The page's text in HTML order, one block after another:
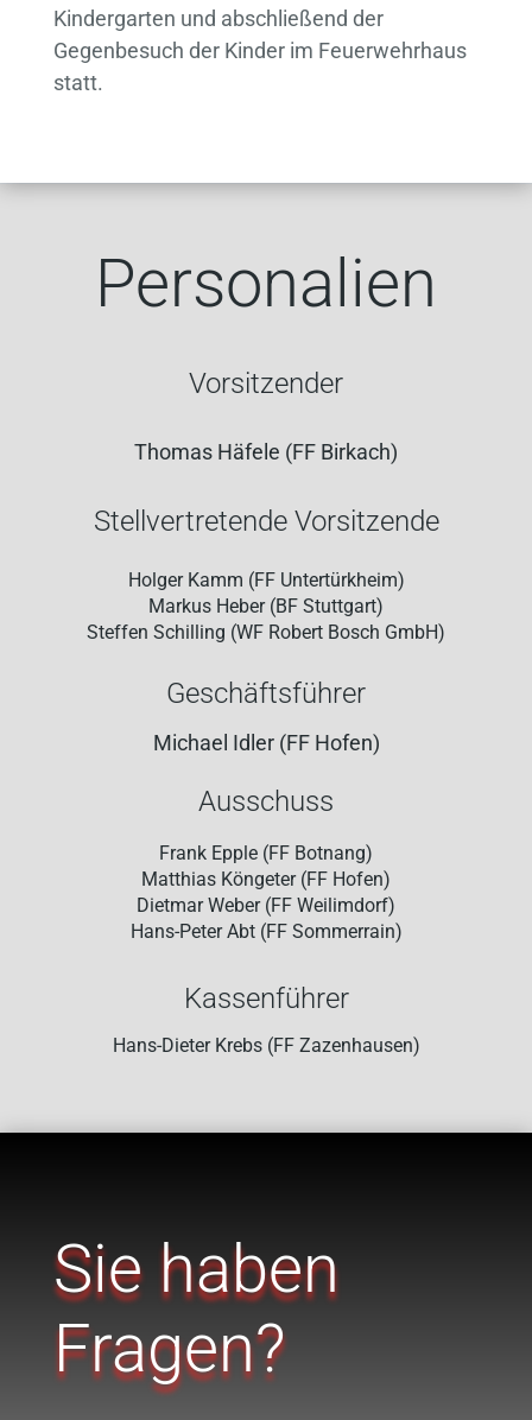
Kindergarten und abschließend der
Gegenbesuch der Kinder im Feuerwehrhaus
statt.
Personalien
Vorsitzender
Thomas Häfele (FF Birkach)
Stellvertretende Vorsitzende
Holger Kamm (FF Untertürkheim)
Markus Heber (BF Stuttgart)
Steffen Schilling (WF Robert Bosch GmbH)
Geschäftsführer
Michael Idler (FF Hofen)
Ausschuss
Frank Epple (FF Botnang)
Matthias Köngeter (FF Hofen)
Dietmar Weber (FF Weilimdorf)
Hans-Peter Abt (FF Sommerrain)
Kassenführer
Hans-Dieter Krebs (FF Zazenhausen)
Sie haben
Fragen?